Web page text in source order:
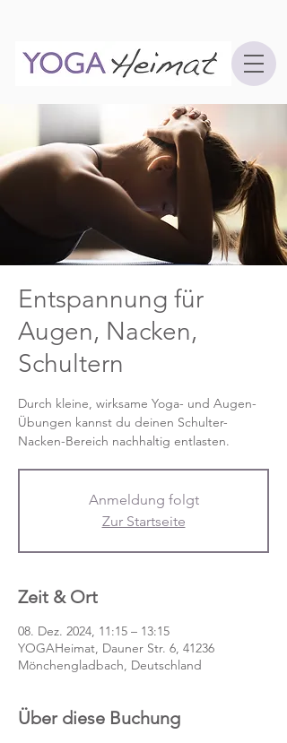
Entspannung für
Augen, Nacken,
Schultern
Durch kleine, wirksame Yoga- und Augen-
Übungen kannst du deinen Schulter-
Nacken-Bereich nachhaltig entlasten.
Anmeldung folgt
Zur Startseite
Zeit & Ort
08. Dez. 2024, 11:15 – 13:15
YOGAHeimat, Dauner Str. 6, 41236
Mönchengladbach, Deutschland
Über diese Buchung